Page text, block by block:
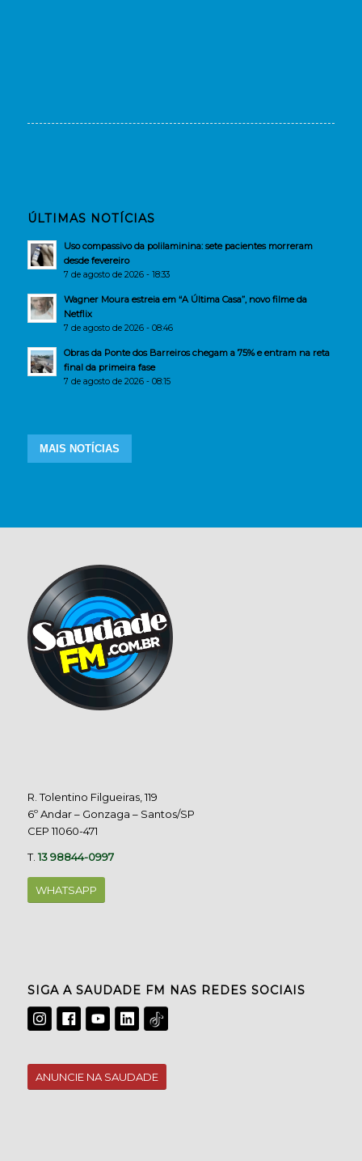
ÚLTIMAS NOTÍCIAS
Uso compassivo da polilaminina: sete pacientes morreram
desde fevereiro
7 de agosto de 2026 - 18:33
Wagner Moura estreia em “A Última Casa”, novo filme da
Netflix
7 de agosto de 2026 - 08:46
Obras da Ponte dos Barreiros chegam a 75% e entram na reta
final da primeira fase
7 de agosto de 2026 - 08:15
MAIS NOTÍCIAS
R. Tolentino Filgueiras, 119
6º Andar – Gonzaga – Santos/SP
CEP 11060-471
T.13 98844-0997
WHATSAPP
SIGA A SAUDADE FM NAS REDES SOCIAIS
ANUNCIE NA SAUDADE